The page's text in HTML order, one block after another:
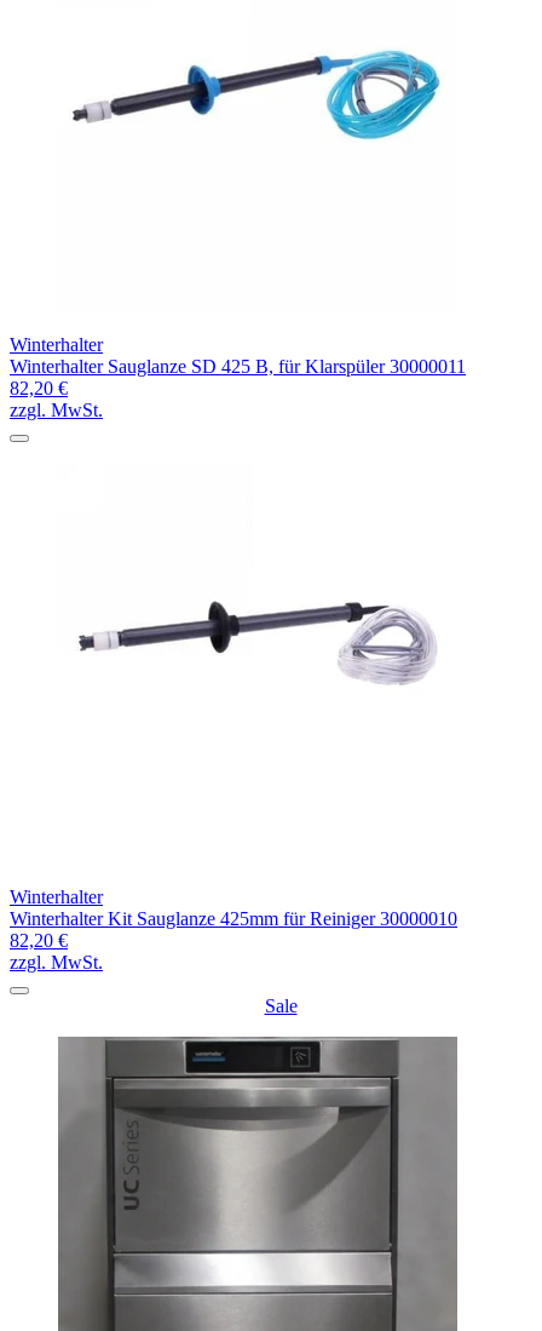
Winterhalter
Winterhalter Sauglanze SD 425 B, für Klarspüler 30000011
82,20 €
zzgl. MwSt.
Winterhalter
Winterhalter Kit Sauglanze 425mm für Reiniger 30000010
82,20 €
zzgl. MwSt.
Sale